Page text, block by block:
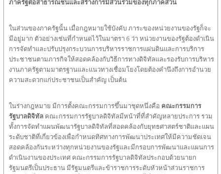
ภาครัฐต่อสาธารณชนและสร้างการมีส่วนร่วมของทุกภาคส่วน
ในส่วนของภาครัฐนั้น เมื่อกฎหมายใช้บังคับ ภาระของหน่วยงานของรัฐก็จะ
มีอยู่มาก ตัวอย่างเช่นที่กำหนดไว้ในมาตรา 6 ว่า หน่วยงานของรัฐต้องดำเนิน
การจัดทำและปรับปรุงกระบวนการบริหารราชการแผ่นดินและการบริการ
ประชาชนตามภารกิจให้สอดคล้องกับวิธีการทางดิจิทัลและรองรับการบริหาร
งานภาครัฐตามมาตรฐานและแนวทางเชื่อมโยงโดยต้องคำนึงถึงการอำนวย
ความสะดวกแก่ประชาชนเป็นสำคัญ เป็นต้น
ในร่างกฎหมาย มีการตั้งคณะกรรมการขึ้นมาชุดหนึ่งคือ คณะกรรมการ
รัฐบาลดิจิทัล คณะกรรมการรัฐบาลดิจิทัลมีหน้าที่ที่สำคัญหลายประการ รวม
ทั้งการจัดทำแผนพัฒนารัฐบาลดิจิทัลที่สอดคล้องกับยุทธศาสตร์ชาติและแผน
ระดับชาติที่เกี่ยวข้องเพื่อกำหนดทิศทางการพัฒนาประเทศให้มีความชัดเจน
สอดคล้องกันระหว่างทุกหน่วยงานของรัฐและมีกรอบการพัฒนาและแผนการ
ดำเนินงานของประเทศ คณะกรรมการรัฐบาลดิจิทัลประกอบด้วยนายก
รัฐมนตรีเป็นประธาน มีรัฐมนตรีและข้าราชการระดับหัวหน้าส่วนราชการ